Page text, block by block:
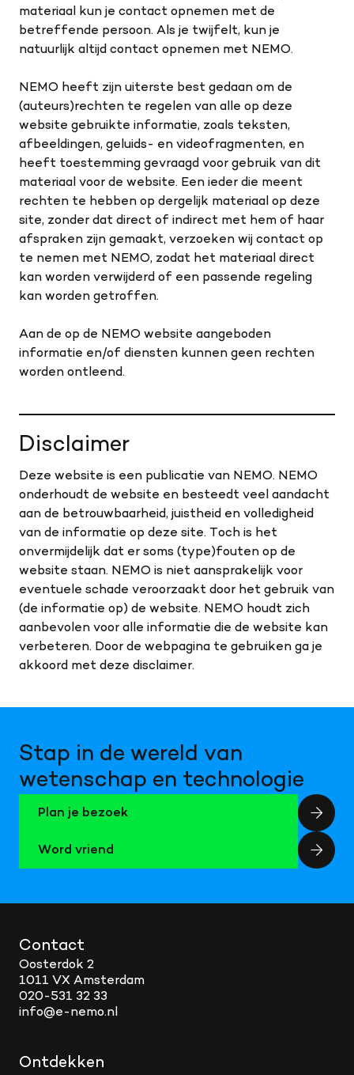
materiaal kun je contact opnemen met de
betreffende persoon. Als je twijfelt, kun je
natuurlijk altijd contact opnemen met NEMO.
NEMO heeft zijn uiterste best gedaan om de
(auteurs)rechten te regelen van alle op deze
website gebruikte informatie, zoals teksten,
afbeeldingen, geluids- en videofragmenten, en
heeft toestemming gevraagd voor gebruik van dit
materiaal voor de website. Een ieder die meent
rechten te hebben op dergelijk materiaal op deze
site, zonder dat direct of indirect met hem of haar
afspraken zijn gemaakt, verzoeken wij contact op
te nemen met NEMO, zodat het materiaal direct
kan worden verwijderd of een passende regeling
kan worden getroffen.
Aan de op de NEMO website aangeboden
informatie en/of diensten kunnen geen rechten
worden ontleend.
Disclaimer
Deze website is een publicatie van NEMO. NEMO
onderhoudt de website en besteedt veel aandacht
aan de betrouwbaarheid, juistheid en volledigheid
van de informatie op deze site. Toch is het
onvermijdelijk dat er soms (type)fouten op de
website staan. NEMO is niet aansprakelijk voor
eventuele schade veroorzaakt door het gebruik van
(de informatie op) de website. NEMO houdt zich
aanbevolen voor alle informatie die de website kan
verbeteren. Door de webpagina te gebruiken ga je
akkoord met deze disclaimer.
Stap in de wereld van
wetenschap en technologie
Plan je bezoek
Word vriend
Contact
Oosterdok 2
1011 VX Amsterdam
020-531 32 33
info@e-nemo.nl
Ontdekken